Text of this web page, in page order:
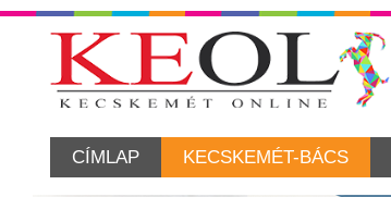
CÍMLAP KECSKEMÉT-BÁCS